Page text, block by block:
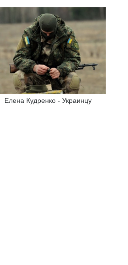
Елена Кудренко - Украинцу